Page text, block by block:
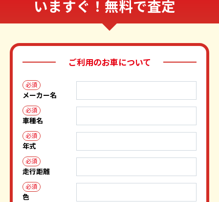
いますぐ！無料で査定
ご利用のお車について
必須
メーカー名
必須
車種名
必須
年式
必須
走行距離
必須
色